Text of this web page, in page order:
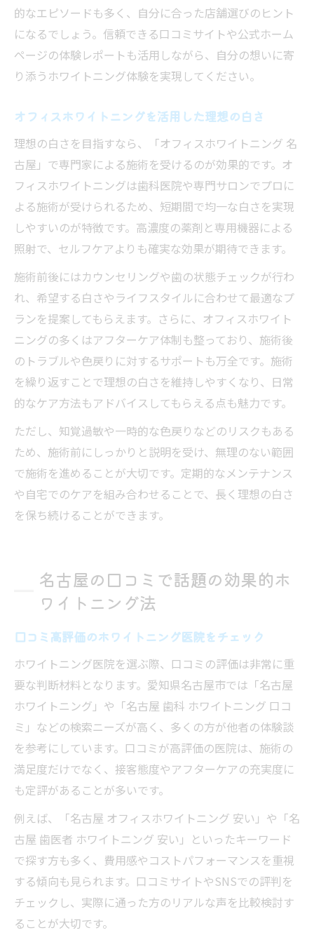
的なエピソードも多く、自分に合った店舗選びのヒント
になるでしょう。信頼できる口コミサイトや公式ホーム
ページの体験レポートも活用しながら、自分の想いに寄
り添うホワイトニング体験を実現してください。
オフィスホワイトニングを活用した理想の白さ
理想の白さを目指すなら、「オフィスホワイトニング 名
古屋」で専門家による施術を受けるのが効果的です。オ
フィスホワイトニングは歯科医院や専門サロンでプロに
よる施術が受けられるため、短期間で均一な白さを実現
しやすいのが特徴です。高濃度の薬剤と専用機器による
照射で、セルフケアよりも確実な効果が期待できます。
施術前後にはカウンセリングや歯の状態チェックが行わ
れ、希望する白さやライフスタイルに合わせて最適なプ
ランを提案してもらえます。さらに、オフィスホワイト
ニングの多くはアフターケア体制も整っており、施術後
のトラブルや色戻りに対するサポートも万全です。施術
を繰り返すことで理想の白さを維持しやすくなり、日常
的なケア方法もアドバイスしてもらえる点も魅力です。
ただし、知覚過敏や一時的な色戻りなどのリスクもある
ため、施術前にしっかりと説明を受け、無理のない範囲
で施術を進めることが大切です。定期的なメンテナンス
や自宅でのケアを組み合わせることで、長く理想の白さ
を保ち続けることができます。
名古屋の口コミで話題の効果的ホ
ワイトニング法
口コミ高評価のホワイトニング医院をチェック
ホワイトニング医院を選ぶ際、口コミの評価は非常に重
要な判断材料となります。愛知県名古屋市では「名古屋
ホワイトニング」や「名古屋 歯科 ホワイトニング 口コ
ミ」などの検索ニーズが高く、多くの方が他者の体験談
を参考にしています。口コミが高評価の医院は、施術の
満足度だけでなく、接客態度やアフターケアの充実度に
も定評があることが多いです。
例えば、「名古屋 オフィスホワイトニング 安い」や「名
古屋 歯医者 ホワイトニング 安い」といったキーワード
で探す方も多く、費用感やコストパフォーマンスを重視
する傾向も見られます。口コミサイトやSNSでの評判を
チェックし、実際に通った方のリアルな声を比較検討す
ることが大切です。